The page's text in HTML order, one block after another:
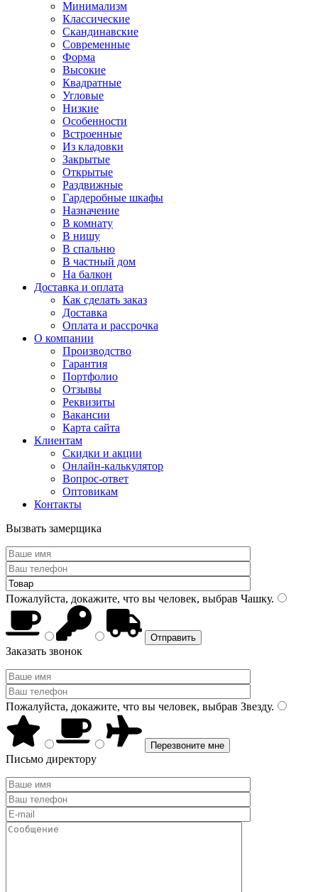
Минимализм
Классические
Скандинавские
Современные
Форма
Высокие
Квадратные
Угловые
Низкие
Особенности
Встроенные
Из кладовки
Закрытые
Открытые
Раздвижные
Гардеробные шкафы
Назначение
В комнату
В нишу
В спальню
В частный дом
На балкон
Доставка и оплата
Как сделать заказ
Доставка
Оплата и рассрочка
О компании
Производство
Гарантия
Портфолио
Отзывы
Реквизиты
Вакансии
Карта сайта
Клиентам
Скидки и акции
Онлайн-калькулятор
Вопрос-ответ
Оптовикам
Контакты
Вызвать замерщика
Пожалуйста, докажите, что вы человек, выбрав Чашку.
Заказать звонок
Пожалуйста, докажите, что вы человек, выбрав Звезду.
Письмо директору